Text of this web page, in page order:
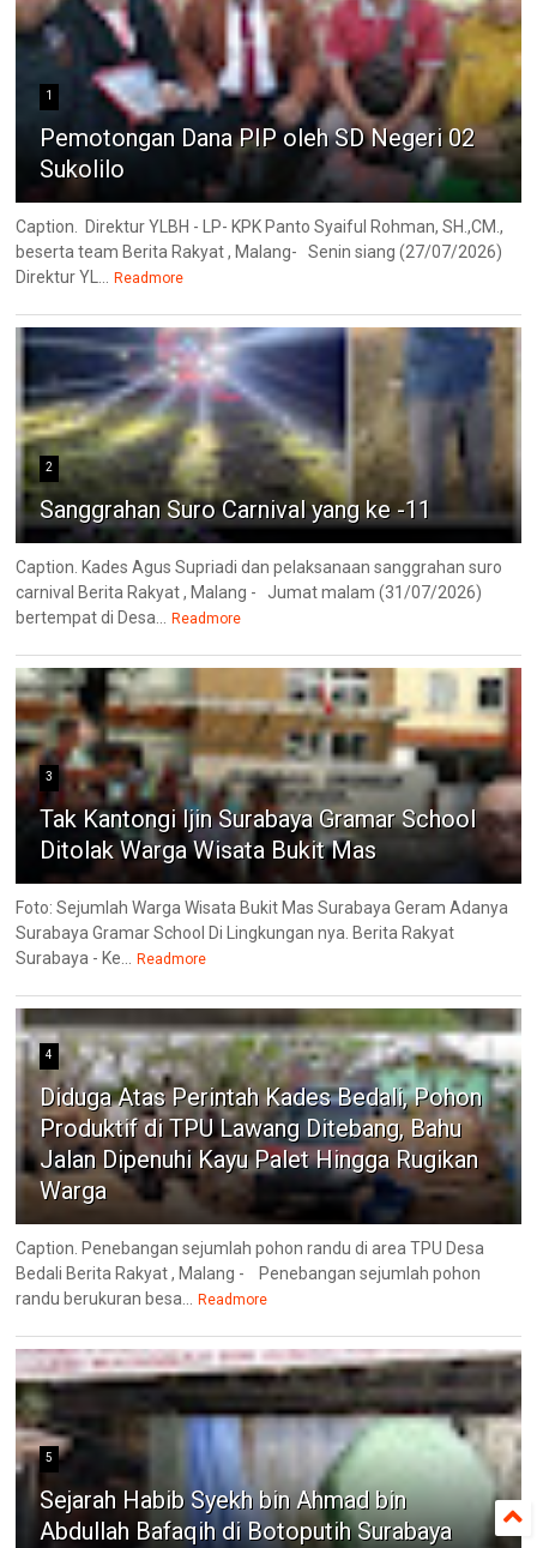
1
Pemotongan Dana PIP oleh SD Negeri 02
Sukolilo
Caption. Direktur YLBH - LP- KPK Panto Syaiful Rohman, SH.,CM.,
beserta team Berita Rakyat , Malang- Senin siang (27/07/2026)
Direktur YL... Readmore
2
Sanggrahan Suro Carnival yang ke -11
Caption. Kades Agus Supriadi dan pelaksanaan sanggrahan suro
carnival Berita Rakyat , Malang - Jumat malam (31/07/2026)
bertempat di Desa... Readmore
3
Tak Kantongi Ijin Surabaya Gramar School
Ditolak Warga Wisata Bukit Mas
Foto: Sejumlah Warga Wisata Bukit Mas Surabaya Geram Adanya
Surabaya Gramar School Di Lingkungan nya. Berita Rakyat
Surabaya - Ke... Readmore
4
Diduga Atas Perintah Kades Bedali, Pohon
Produktif di TPU Lawang Ditebang, Bahu
Jalan Dipenuhi Kayu Palet Hingga Rugikan
Warga
Caption. Penebangan sejumlah pohon randu di area TPU Desa
Bedali Berita Rakyat , Malang - Penebangan sejumlah pohon
randu berukuran besa... Readmore
5
Sejarah Habib Syekh bin Ahmad bin
Abdullah Bafaqih di Botoputih Surabaya